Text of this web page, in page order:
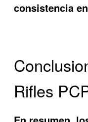
consistencia
Rifles